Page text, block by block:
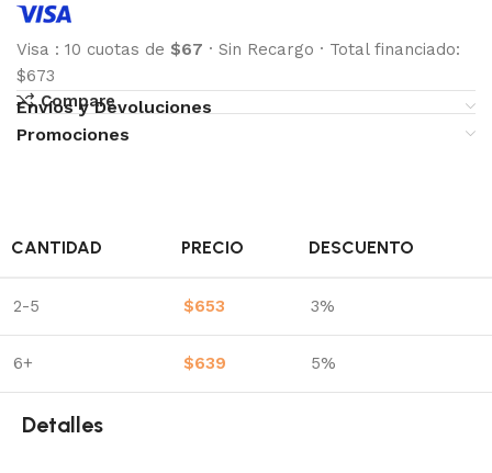
Visa : 10 cuotas de $67 · Sin Recargo · Total financiado:
$673
Compare
Envíos y Devoluciones
Promociones
CANTIDAD PRECIO DESCUENTO
2-5 $653 3%
6+ $639 5%
Detalles